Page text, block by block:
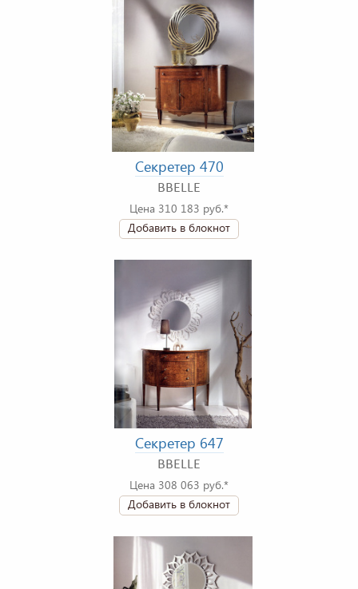
Секретер 470
BBELLE
Цена 310 183 руб.*
Добавить в блокнот
Секретер 647
BBELLE
Цена 308 063 руб.*
Добавить в блокнот